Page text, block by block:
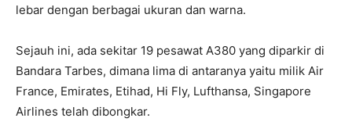
lebar dengan berbagai ukuran dan warna.
Sejauh ini, ada sekitar 19 pesawat A380 yang diparkir di
Bandara Tarbes, dimana lima di antaranya yaitu milik Air
France, Emirates, Etihad, Hi Fly, Lufthansa, Singapore
Airlines telah dibongkar.